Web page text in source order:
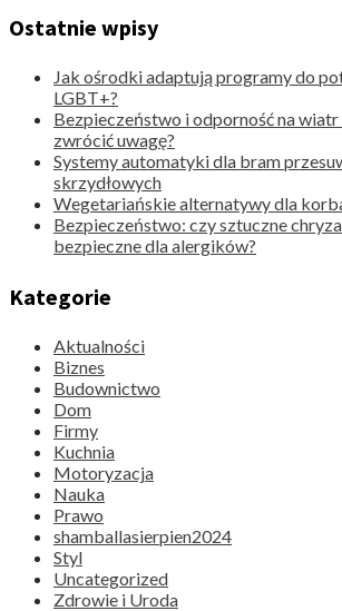
Ostatnie wpisy
Jak ośrodki adaptują programy do
LGBT+?
Bezpieczeństwo i odporność na
zwrócić uwagę?
Systemy automatyki dla bram
skrzydłowych
Wegetariańskie alternatywy dla
Bezpieczeństwo: czy sztuczne
bezpieczne dla alergików?
Kategorie
Aktualności
Biznes
Budownictwo
Dom
Firmy
Kuchnia
Motoryzacja
Nauka
Prawo
shamballasierpien2024
Styl
Uncategorized
Zdrowie i Uroda